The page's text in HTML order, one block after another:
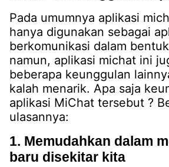
Pada umumnya aplikasi
hanya digunakan sebagai
berkomunikasi dalam
namun, aplikasi michat ini
beberapa keunggulan
kalah menarik. Apa saja
aplikasi MiChat tersebut ?
ulasannya:
1. Memudahkan dalam
baru disekitar kita